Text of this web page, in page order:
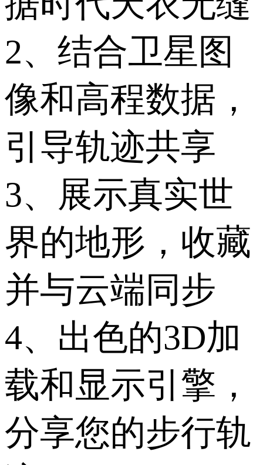
2、结合卫星图
像和高程数据，
引导轨迹共享
3、展示真实世
界的地形，收藏
并与云端同步
4、出色的3D加
载和显示引擎，
分享您的步行轨